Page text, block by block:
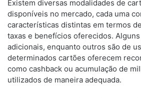
Existem diversas modalidades de
disponíveis no mercado, cada uma
características distintas em termos
taxas e benefícios oferecidos.
adicionais, enquanto outros são de
determinados cartões oferecem
como cashback ou acumulação de
utilizados de maneira adequada.